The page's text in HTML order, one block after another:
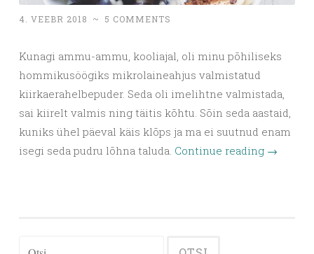
4. VEEBR 2018 ~ 5 COMMENTS
Kunagi ammu-ammu, kooliajal, oli minu põhiliseks
hommikusöögiks mikrolaineahjus valmistatud
kiirkaerahelbepuder. Seda oli imelihtne valmistada,
sai kiirelt valmis ning täitis kõhtu. Sõin seda aastaid,
kuniks ühel päeval käis klõps ja ma ei suutnud enam
isegi seda pudru lõhna taluda. Continue reading →
Otsi: